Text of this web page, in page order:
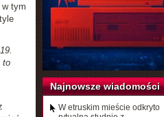
tym
to
Najnowsze wiadomości
W etruskim mieście odkryto